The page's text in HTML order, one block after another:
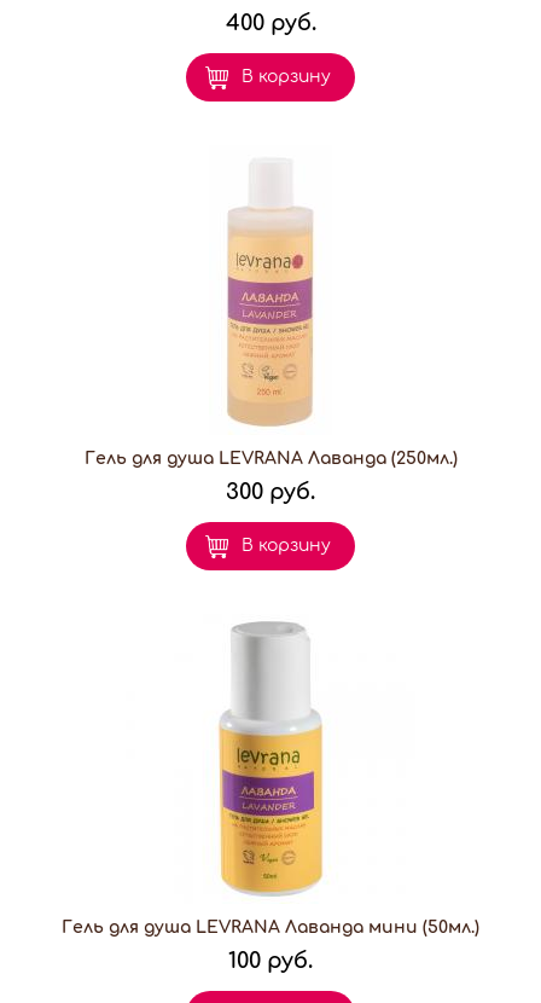
400 руб.
В корзину
Гель для душа LEVRANA Лаванда (250мл.)
300 руб.
В корзину
Гель для душа LEVRANA Лаванда мини (50мл.)
100 руб.